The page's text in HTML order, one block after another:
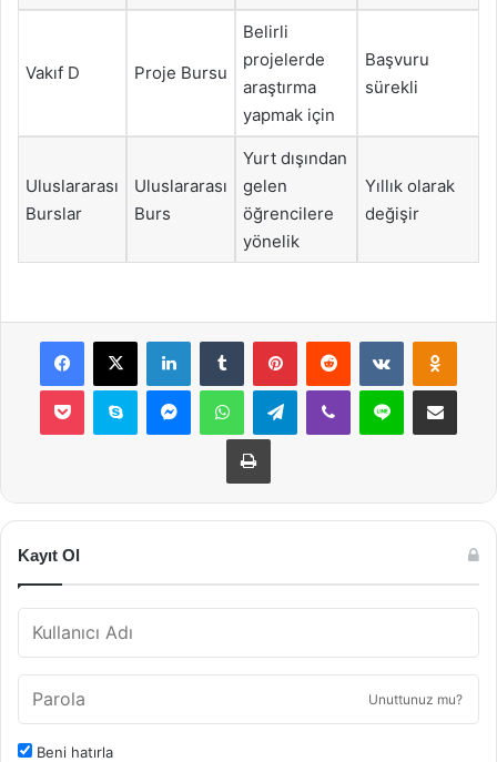
Vakıf D Proje Bursu
Belirli
projelerde
araştırma
yapmak için
Başvuru
sürekli
Uluslararası
Burslar
Uluslararası
Burs
Yurt dışından
gelen
öğrencilere
yönelik
Yıllık olarak
değişir
Facebook
X LinkedInTumblr PinterestReddit VKontakte
Pocket Skype MessengerWhatsAppTelegramViber Line E-Posta ile
Yazdır
Kayıt Ol
Unuttunuz mu?
Beni hatırla